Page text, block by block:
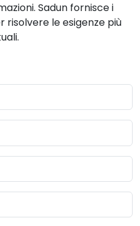
Sadun fornisce i
risolvere le esigenze più